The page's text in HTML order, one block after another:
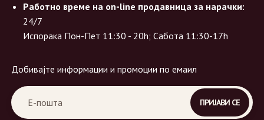
Работно време на on-line продавница за нарачки:
24/7
Испорака Пон-Пет 11:30 - 20h; Сабота 11:30-17h
Добивајте информации и промоции по емаил